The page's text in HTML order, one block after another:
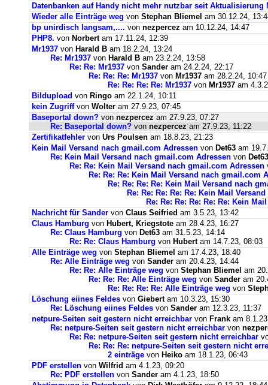
Datenbanken auf Handy nicht mehr nutzbar seit Aktualisierung
Wieder alle Einträge weg von Stephan Bliemel am 30.12.24,
bp unirdisch langsam,.... von nezpercez am 10.12.24, 14:47
PHP8. von Norbertam 17.11.24, 12:39
Mr1937 von Harald B am 18.2.24, 13:24
Re: Mr1937 von Harald B am 23.2.24, 13:58
Re: Re: Mr1937 von Sander am 24.2.24, 22:17
Re: Re: Re: Mr1937 von Mr1937 am 28.2.24, 10:47
Re: Re: Re: Re: Mr1937 von Mr1937 am
Bildupload von Ringo am 22.1.24, 10:11
kein Zugriffvon Wolter am 27.9.23, 07:45
Baseportal down? von nezpercez am 27.9.23, 07:27
Re: Baseportal down? von nezpercez am 27.9.23, 11:22
Zertifikatfehler von Urs Poulsen am 18.8.23, 21:23
Kein Mail Versand nach gmail.com Adressen von Det63 am
Re: Kein Mail Versand nach gmail.com Adressen von Det63
Re: Re: Kein Mail Versand nach gmail.com Adressen
Re: Re: Re: Kein Mail Versand nach gmail.com
Re: Re: Re: Re: Kein Mail Versand nach
Re: Re: Re: Re: Re: Kein Mail
Re: Re: Re: Re: Re: Re: Kein
Nachricht für Sander von Claus Seifried am 3.5.23, 13:42
Claus Hamburg von Hubert, Kriegstote am 28.4.23, 16:27
Re: Claus Hamburg von Det63 am 31.5.23, 14:14
Re: Re: Claus Hamburg von Hubertam 14.7.23, 08:03
Alle Einträge weg von Stephan Bliemel am 17.4.23, 18:40
Re: Alle Einträge weg von Sander am 20.4.23, 14:44
Re: Re: Alle Einträge weg von Stephan Bliemel am
Re: Re: Re: Alle Einträge weg von Sander am
Re: Re: Re: Re: Alle Einträge weg von
Löschung eiines Feldes von Giebertam 10.3.23, 15:30
Re: Löschung eiines Feldes von Sander am 12.3.23, 11:37
netpure-Seiten seit gestern nicht erreichbar von Frank am
Re: netpure-Seiten seit gestern nicht erreichbar von
Re: Re: netpure-Seiten seit gestern nicht erreichbar
Re: Re: Re: netpure-Seiten seit gestern nicht
2 einträge von Heiko am 18.1.23, 06:43
PDF erstellen von Wilfrid am 4.1.23, 09:20
Re: PDF erstellen von Sander am 4.1.23, 18:50